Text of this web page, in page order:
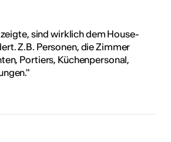
sind wirklich dem House-
Z.B. Personen, die Zimmer
Portiers, Küchenpersonal,